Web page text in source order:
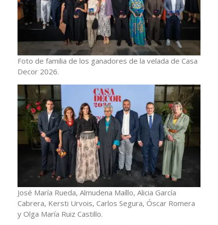
Foto de familia de los ganadores de la velada de Casa
Decor 2026.
José María Rueda, Almudena Maíllo, Alicia García
Cabrera, Kersti Urvois, Carlos Segura, Óscar Romera
y Olga María Ruiz Castillo.